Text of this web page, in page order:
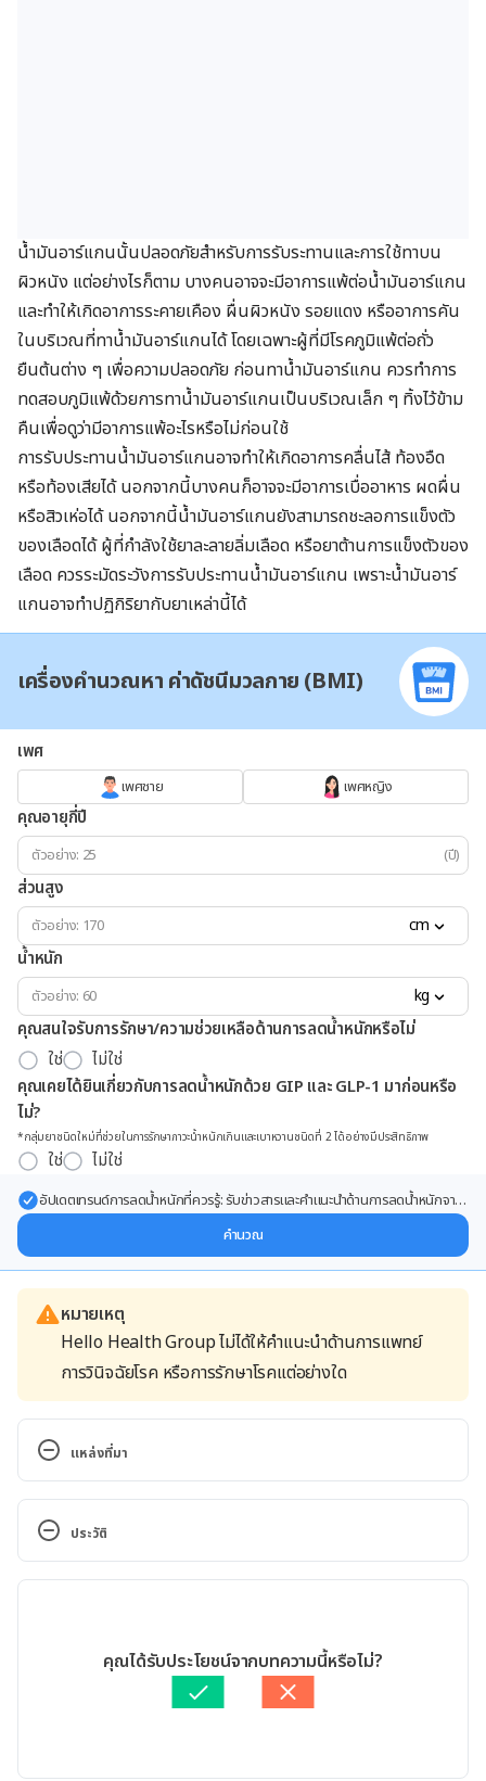
น้ำมันอาร์แกนนั้นปลอดภัยสำหรับการรับระทานและการใช้ทาบน
ผิวหนัง แต่อย่างไรก็ตาม บางคนอาจจะมีอาการแพ้ต่อน้ำมันอาร์แกน
และทำให้เกิดอาการระคายเคือง ผื่นผิวหนัง รอยแดง หรืออาการคัน
ในบริเวณที่ทาน้ำมันอาร์แกนได้ โดยเฉพาะผู้ที่มีโรคภูมิแพ้ต่อถั่ว
ยืนต้นต่าง ๆ เพื่อความปลอดภัย ก่อนทาน้ำมันอาร์แกน ควรทำการ
ทดสอบภูมิแพ้ด้วยการทาน้ำมันอาร์แกนเป็นบริเวณเล็ก ๆ ทิ้งไว้ข้าม
คืนเพื่อดูว่ามีอาการแพ้อะไรหรือไม่ก่อนใช้
การรับประทานน้ำมันอาร์แกนอาจทำให้เกิดอาการคลื่นไส้ ท้องอืด
หรือท้องเสียได้ นอกจากนี้บางคนก็อาจจะมีอาการเบื่ออาหาร ผดผื่น
หรือสิวเห่อได้ นอกจากนี้น้ำมันอาร์แกนยังสามารถชะลอการแข็งตัว
ของเลือดได้ ผู้ที่กำลังใช้ยาละลายลิ่มเลือด หรือยาต้านการแข็งตัวของ
เลือด ควรระมัดระวังการรับประทานน้ำมันอาร์แกน เพราะน้ำมันอาร์
แกนอาจทำปฏิกิริยากับยาเหล่านี้ได้
เครื่องคำนวณหา ค่าดัชนีมวลกาย (BMI)
เพศ
เพศชาย เพศหญิง
คุณอายุกี่ปี
(ปี)
ส่วนสูง
cm
น้ำหนัก
kg
คุณสนใจรับการรักษา/ความช่วยเหลือด้านการลดน้ำหนักหรือไม่
ใช่
ไม่ใช่
คุณเคยได้ยินเกี่ยวกับการลดน้ำหนักด้วย GIP และ GLP-1 มาก่อนหรือ
ไม่?
*กลุ่มยาชนิดใหม่ที่ช่วยในการรักษาภาวะน้ำหนักเกินและเบาหวานชนิดที่ 2 ได้อย่างมีประสิทธิภาพ
ใช่ ไม่ใช่
อัปเดตเทรนด์การลดน้ำหนักที่ควรรู้: รับข่าวสารและคำแนะนำด้านการลดน้ำหนักจาก
คำนวณ
หมายเหตุ
Hello Health Group ไม่ได้ให้คำแนะนำด้านการแพทย์
การวินิจฉัยโรค หรือการรักษาโรคแต่อย่างใด
แหล่งที่มา
12 Benefits and Uses of Argan Oil
https://www.healthline.com/nutrition/argan-oil
The Health Benefits of Argan Oil
https://www.verywellhealth.com/argan-oil-what-
ประวัติ
เขียนโดย พลอย วงษ์วิไล
ตรวจสอบความถูกต้องของข้อมูลโดยทีม Hello คุณหมอ
Nattrakamol Chotevichean
คุณได้รับประโยชน์จากบทความนี้หรือไม่?